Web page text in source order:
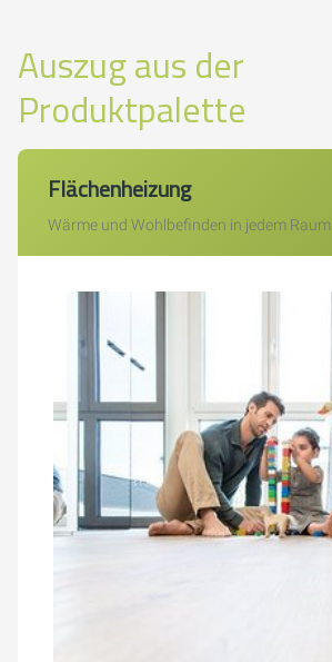
Auszug aus der
Produktpalette
Flächenheizung
Wärme und Wohlbefinden in jedem Raum